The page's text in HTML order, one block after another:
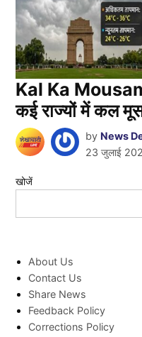
Kal Ka Mousam
कई राज्यों में कल
by News
23 जुलाई
खोजें
About Us
Contact Us
Share News
Feedback Policy
Corrections Policy